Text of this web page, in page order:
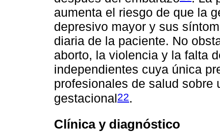
aumenta el riesgo de que la
depresivo mayor y sus
diaria de la paciente. No
aborto, la violencia y la falta
independientes cuya única
profesionales de salud sobre
gestacional22.
Clínica y diagnóstico